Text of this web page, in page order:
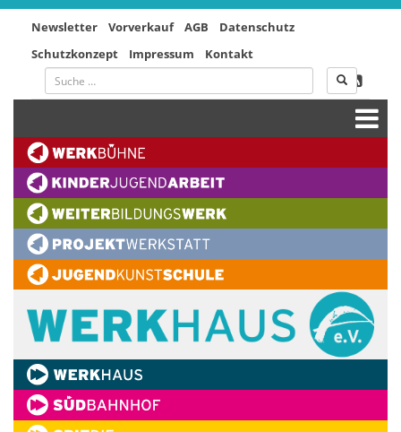
Newsletter Vorverkauf AGB
Datenschutz
Schutzkonzept
Impressum Kontakt